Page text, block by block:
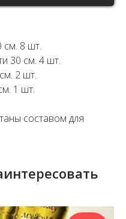
8 шт.
30 см. 4 шт.
2 шт.
1 шт.
составом для